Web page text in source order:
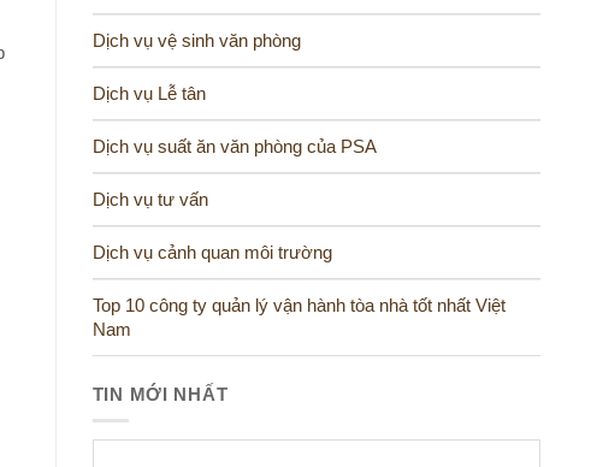
Dịch vụ vệ sinh văn phòng
Dịch vụ Lễ tân
Dịch vụ suất ăn văn phòng của PSA
Dịch vụ tư vấn
Dịch vụ cảnh quan môi trường
Top 10 công ty quản lý vận hành tòa nhà tốt nhất Việt
Nam
TIN MỚI NHẤT